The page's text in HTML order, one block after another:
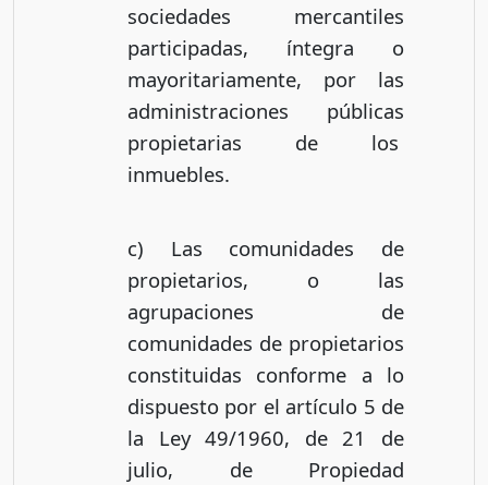
sociedades mercantiles
participadas, íntegra o
mayoritariamente, por las
administraciones públicas
propietarias de los
inmuebles.
c) Las comunidades de
propietarios, o las
agrupaciones de
comunidades de propietarios
constituidas conforme a lo
dispuesto por el artículo 5 de
la Ley 49/1960, de 21 de
julio, de Propiedad